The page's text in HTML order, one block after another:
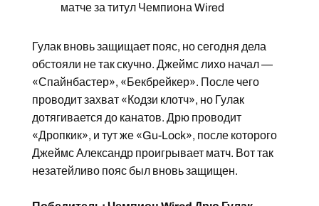
матче за титул Чемпиона Wired
Гулак вновь защищает пояс, но сегодня дела
обстояли не так скучно. Джеймс лихо начал —
«Спайнбастер», «Бекбрейкер». После чего
проводит захват «Кодзи клотч», но Гулак
дотягивается до канатов. Дрю проводит
«Дропкик», и тут же «Gu-Lock», после которого
Джеймс Александр проигрывает матч. Вот так
незатейливо пояс был вновь защищен.